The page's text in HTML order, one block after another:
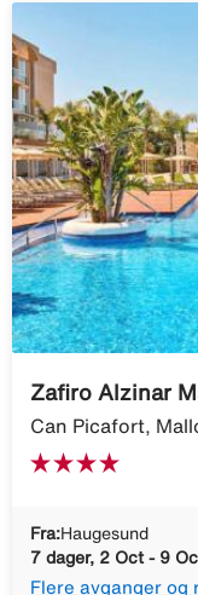
Zafiro Alzinar
Can Picafort,
Fra:Haugesund
7 dager, 2 Oct - 9
Flere avganger og